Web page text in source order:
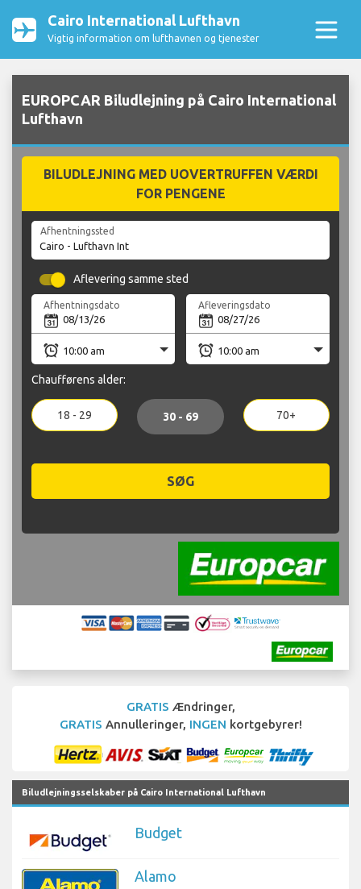
Cairo International Lufthavn
Vigtig information om lufthavnen og tjenester
EUROPCAR Biludlejning på Cairo International
Lufthavn
BILUDLEJNING MED UOVERTRUFFEN VÆRDI
FOR PENGENE
Afhentningssted
Aflevering samme sted
Afhentningsdato Afleveringsdato
Chaufførens alder:
18 - 29 30 - 69 70+
SØG
GRATIS Ændringer,
GRATIS Annulleringer, INGEN kortgebyrer!
Biludlejningsselskaber på Cairo International Lufthavn
Budget
Alamo